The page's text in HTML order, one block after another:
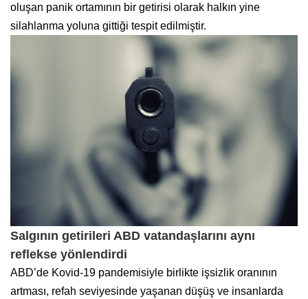
oluşan panik ortamının bir getirisi olarak halkın yine
silahlanma yoluna gittiği tespit edilmiştir.
Salgının getirileri ABD vatandaşlarını aynı
reflekse yönlendirdi
ABD’de Kovid-19 pandemisiyle birlikte işsizlik oranının
artması, refah seviyesinde yaşanan düşüş ve insanlarda